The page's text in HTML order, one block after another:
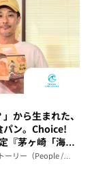
」から生まれた、
パン。Choice!
『茅ヶ崎「海の
きるまで｜
ーリー（People /